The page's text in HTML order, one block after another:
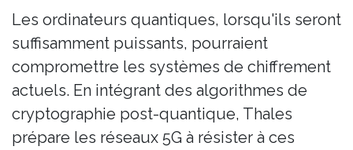
Les ordinateurs quantiques, lorsqu'ils seront
suffisamment puissants, pourraient
compromettre les systèmes de chiffrement
actuels. En intégrant des algorithmes de
cryptographie post-quantique, Thales
prépare les réseaux 5G à résister à ces